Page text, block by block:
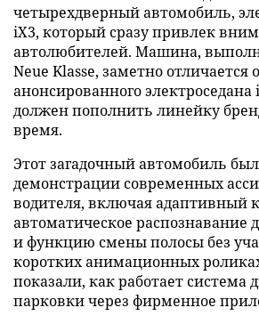
четырехдверный автомобиль,
iX3, который сразу привлек
автолюбителей. Машина,
Neue Klasse, заметно отличается
анонсированного
должен пополнить линейку
время.
Этот загадочный автомобиль
демонстрации современных
водителя, включая адаптивный
автоматическое распознавание
и функцию смены полосы без
коротких анимационных
показали, как работает система
парковки через фирменное